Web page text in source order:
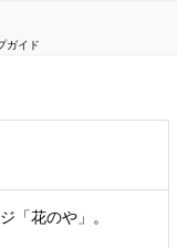
ガイド
「花のや」。